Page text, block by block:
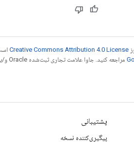
Creative Commons Attribution 4.0 License
مراجعه کنید. جاوا علامت تجاری ثبت‌شده Oracle و/یا شرکت‌های وابسته به آن است.
پشتیبانی
پیگیری‌کننده نسخه